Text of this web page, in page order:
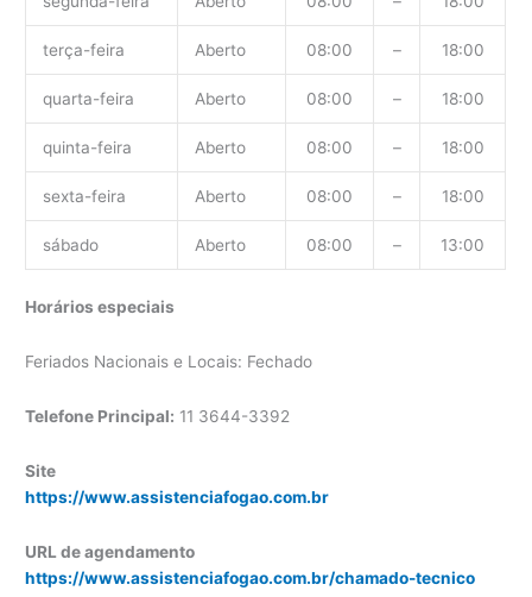
terça-feira Aberto 08:00 – 18:00
quarta-feira Aberto 08:00 – 18:00
quinta-feira Aberto 08:00 – 18:00
sexta-feira Aberto 08:00 – 18:00
sábado Aberto 08:00 – 13:00
Horários especiais
Feriados Nacionais e Locais: Fechado
Telefone Principal: 11 3644-3392
Site
https://www.assistenciafogao.com.br
URL de agendamento
https://www.assistenciafogao.com.br/chamado-tecnico